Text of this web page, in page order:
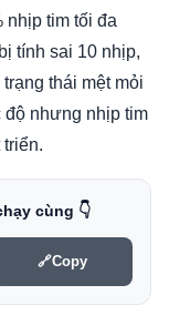
nhịp tim tối đa
tính sai 10 nhịp,
trạng thái mệt mỏi
độ nhưng nhịp tim
cùng 👇
🔗Copy